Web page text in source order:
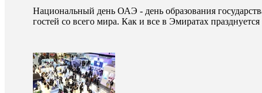
Национальный день ОАЭ - день образования
гостей со всего мира. Как и все в Эмиратах празднуется